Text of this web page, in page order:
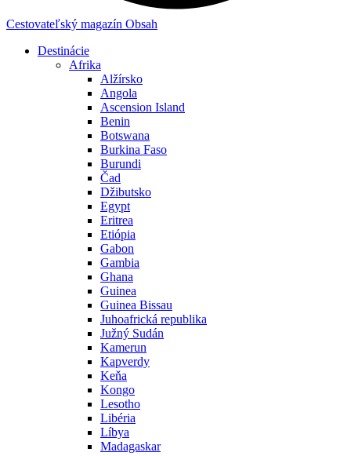
Cestovateľský magazín Obsah
Destinácie
Afrika
Alžírsko
Angola
Ascension Island
Benin
Botswana
Burkina Faso
Burundi
Čad
Džibutsko
Egypt
Eritrea
Etiópia
Gabon
Gambia
Ghana
Guinea
Guinea Bissau
Juhoafrická republika
Južný Sudán
Kamerun
Kapverdy
Keňa
Kongo
Lesotho
Libéria
Líbya
Madagaskar